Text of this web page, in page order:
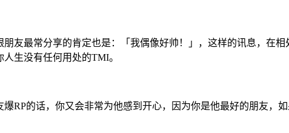
最常分享的肯定也是：「我偶像好帅！」，这样的讯息，在相
生没有任何用处的TMI。
的话，你又会非常为他感到开心，因为你是他最好的朋友，